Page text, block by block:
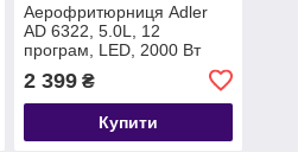
Аерофритюрниця Adler
AD 6322, 5.0L, 12
програм, LED, 2000 Вт
2 399₴
Купити